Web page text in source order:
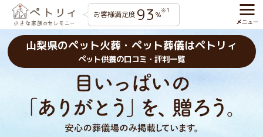
お客様満足度 93 %※1
山梨県のペット火葬・ペット葬儀はペトリィ
ペット供養の口コミ・評判一覧